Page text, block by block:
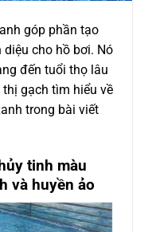
góp phần tạo
diệu cho hồ bơi. Nó
đến tuổi thọ lâu
gạch tìm hiểu về
trong bài viết
tinh màu
và huyền ảo